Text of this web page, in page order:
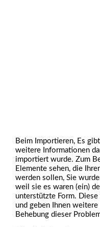
Beim Importieren, Es
weitere Informationen
importiert wurde. Zum
Elemente sehen, die
werden sollen, Sie
weil sie es waren (ein)
unterstützte Form.
und geben Ihnen
Behebung dieser